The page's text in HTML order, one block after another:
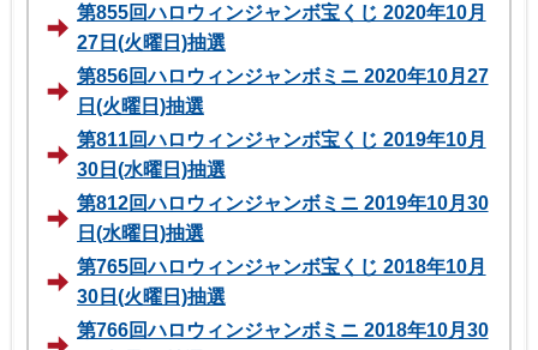
第855回ハロウィンジャンボ宝くじ 2020年10月
27日(火曜日)抽選
第856回ハロウィンジャンボミニ 2020年10月27
日(火曜日)抽選
第811回ハロウィンジャンボ宝くじ 2019年10月
30日(水曜日)抽選
第812回ハロウィンジャンボミニ 2019年10月30
日(水曜日)抽選
第765回ハロウィンジャンボ宝くじ 2018年10月
30日(火曜日)抽選
第766回ハロウィンジャンボミニ 2018年10月30